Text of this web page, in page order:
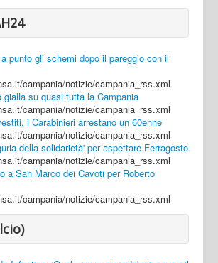
punto gli schemi dopo il pareggio con il
campania/notizie/campania_rss.xml
gialla su quasi tutta la Campania
campania/notizie/campania_rss.xml
i Carabinieri arrestano un 60enne
campania/notizie/campania_rss.xml
della solidarietà' per aspettare Ferragosto
campania/notizie/campania_rss.xml
a San Marco dei Cavoti per Roberto
campania/notizie/campania_rss.xml